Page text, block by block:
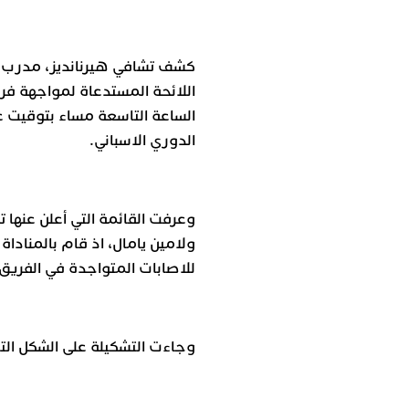
كشف تشافي هيرنانديز، مدرب
اللائحة المستدعاة لمواجهة
الدوري الاسباني.
وعرفت القائمة التي أعلن
ولامين يامال، اذ قام
للاصابات المتواجدة في
وجاءت التشكيلة على الشكل